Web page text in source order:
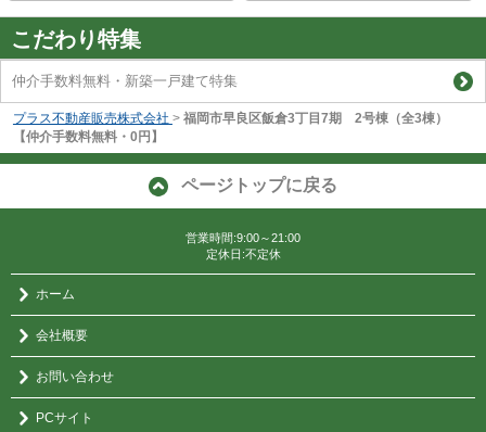
こだわり特集
仲介手数料無料・新築一戸建て特集
プラス不動産販売株式会社 > 福岡市早良区飯倉3丁目7期 2号棟（全3棟）
【仲介手数料無料・0円】
ページトップに戻る
営業時間:9:00～21:00
定休日:不定休
ホーム
会社概要
お問い合わせ
PCサイト